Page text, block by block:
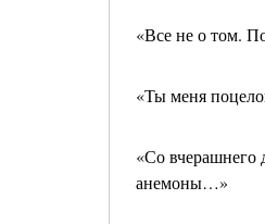
«Все не о том.
«Ты меня
«Со вчерашнего
анемоны…»